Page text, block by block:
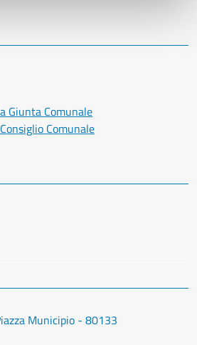
Giunta Comunale
Comunale
Municipio - 80133